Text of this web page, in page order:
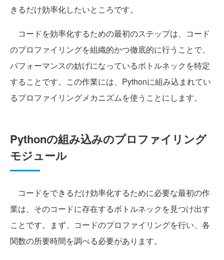
きるだけ効率化したいところです。
コードを効率化するための最初のステップは、コード
のプロファイリングを組織的かつ徹底的に行うことで、
パフォーマンスの妨げになっているボトルネックを特定
することです。この作業には、Pythonに組み込まれてい
るプロファイリングメカニズムを使うことにします。
Pythonの組み込みのプロファイリング
モジュール
コードをできるだけ効率化するために必要な最初の作
業は、そのコードに存在するボトルネックを見つけ出す
ことです。まず、コードのプロファイリングを行い、各
関数の所要時間を調べる必要があります。